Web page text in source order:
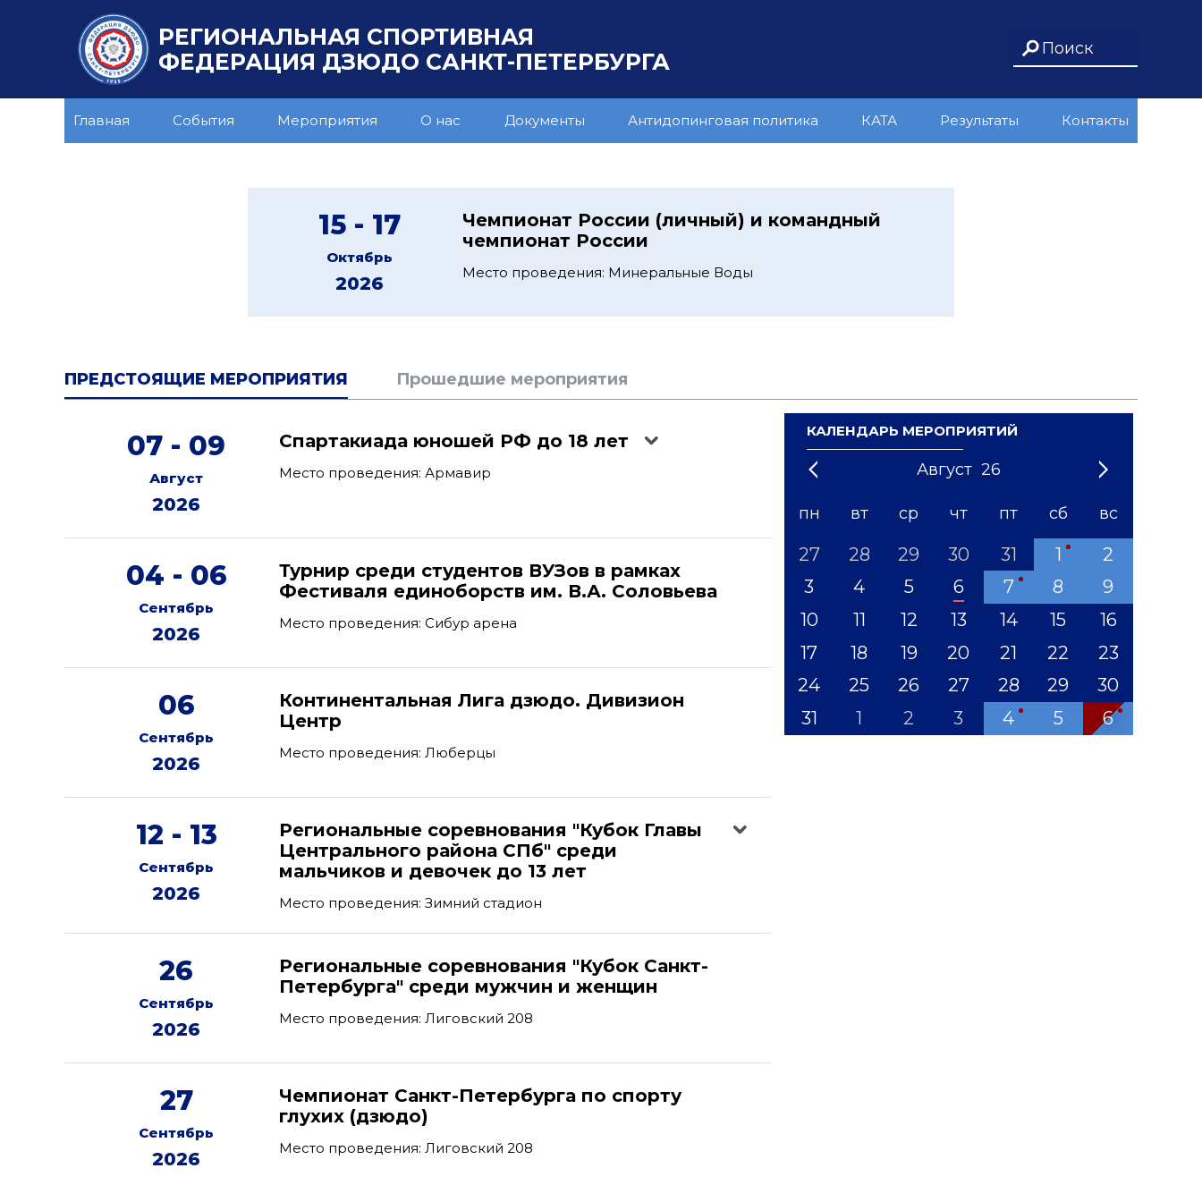
РЕГИОНАЛЬНАЯ СПОРТИВНАЯ
ФЕДЕРАЦИЯ ДЗЮДО САНКТ-ПЕТЕРБУРГА
Главная События Мероприятия О нас Документы Антидопинговая политика КАТА Результаты Контакты
15 - 17
Октябрь
2026
Чемпионат России (личный) и командный
чемпионат России
Место проведения: Минеральные Воды
ПРЕДСТОЯЩИЕ МЕРОПРИЯТИЯ Прошедшие мероприятия
07 - 09
Август
2026
Спартакиада юношей РФ до 18 лет
Место проведения: Армавир
04 - 06
Сентябрь
2026
Турнир среди студентов ВУЗов в рамках
Фестиваля единоборств им. В.А. Соловьева
Место проведения: Сибур арена
06
Сентябрь
2026
Континентальная Лига дзюдо. Дивизион
Центр
Место проведения: Люберцы
12 - 13
Сентябрь
2026
Региональные соревнования "Кубок Главы
Центрального района СПб" среди
мальчиков и девочек до 13 лет
Место проведения: Зимний стадион
26
Сентябрь
2026
Региональные соревнования "Кубок Санкт-
Петербурга" среди мужчин и женщин
Место проведения: Лиговский 208
27
Сентябрь
2026
Чемпионат Санкт-Петербурга по спорту
глухих (дзюдо)
Место проведения: Лиговский 208
КАЛЕНДАРЬ МЕРОПРИЯТИЙ
Август 26
1 3 5 8 10 12
'21 '23 '24 '25 '26 '27 '28 '29 '31
пн вт ср чт пт сб вс
27 28 29 30 31 1
2
3
4 5 6 7 8
9
10
11 12 13 14 15
16
17
18 19 20 21 22
23
24
25 26 27 28 29
30
31
1 2 3 4 5 6